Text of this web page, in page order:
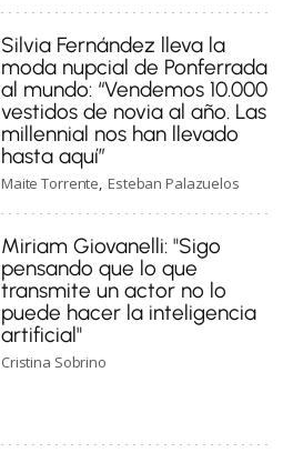
Silvia Fernández lleva la
moda nupcial de Ponferrada
al mundo: “Vendemos 10.000
vestidos de novia al año. Las
millennial nos han llevado
hasta aquí”
Maite Torrente Esteban Palazuelos
Miriam Giovanelli: "Sigo
pensando que lo que
transmite un actor no lo
puede hacer la inteligencia
artificial"
Cristina Sobrino